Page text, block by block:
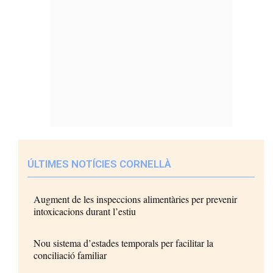
ÚLTIMES NOTÍCIES CORNELLÀ
Augment de les inspeccions alimentàries per prevenir
intoxicacions durant l’estiu
Nou sistema d’estades temporals per facilitar la
conciliació familiar